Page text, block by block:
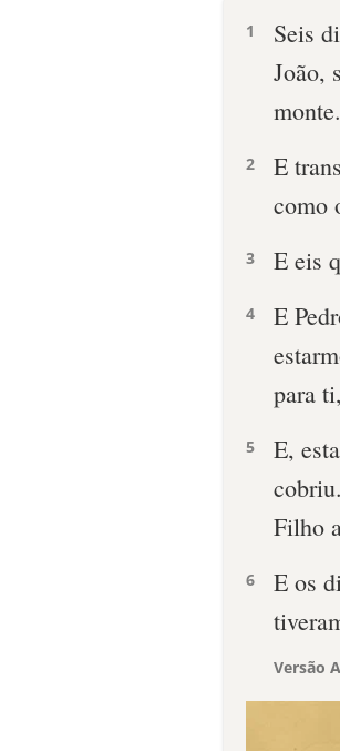
1
Seis
João,
monte.
2
E
como
3 E eis
4
E
para
5
E,
Filho
6
E os
Versão